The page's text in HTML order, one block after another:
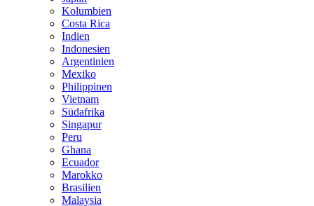
Kolumbien
Costa Rica
Indien
Indonesien
Argentinien
Mexiko
Philippinen
Vietnam
Südafrika
Singapur
Peru
Ghana
Ecuador
Marokko
Brasilien
Malaysia